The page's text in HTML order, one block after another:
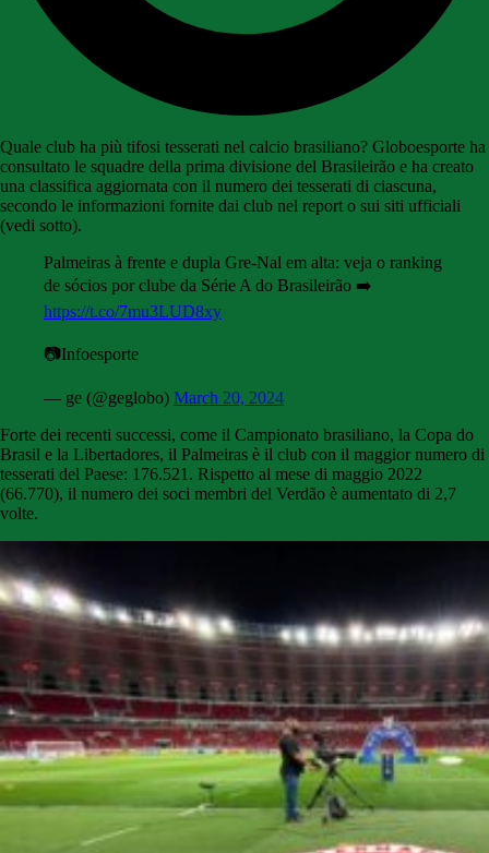
Quale club ha più tifosi tesserati nel calcio brasiliano? Globoesporte ha
consultato le squadre della prima divisione del Brasileirão e ha creato
una classifica aggiornata con il numero dei tesserati di ciascuna,
secondo le informazioni fornite dai club nel report o sui siti ufficiali
(vedi sotto).
Palmeiras à frente e dupla Gre-Nal em alta: veja o ranking
de sócios por clube da Série A do Brasileirão ➡️
https://t.co/7mu3LUD8xy
📷Infoesporte
— ge (@geglobo) March 20, 2024
Forte dei recenti successi, come il Campionato brasiliano, la Copa do
Brasil e la Libertadores, il Palmeiras è il club con il maggior numero di
tesserati del Paese: 176.521. Rispetto al mese di maggio 2022
(66.770), il numero dei soci membri del Verdão è aumentato di 2,7
volte.